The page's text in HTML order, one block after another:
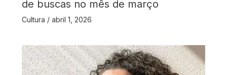
de buscas no mês de março
Cultura / abril 1, 2026